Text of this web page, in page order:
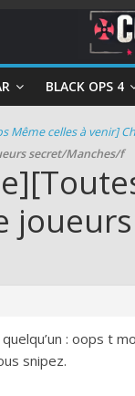
BLACK OPS 4
Même celles à venir]
secret/Manches/f
joueurs
: oops t
snipez.